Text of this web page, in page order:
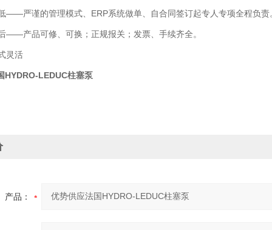
严谨的管理模式、ERP系统做单、自合同签订起专人专项全程负责
产品可修、可换；正规报关；发票、手续齐全。
灵活
HYDRO-LEDUC柱塞泵
产品：